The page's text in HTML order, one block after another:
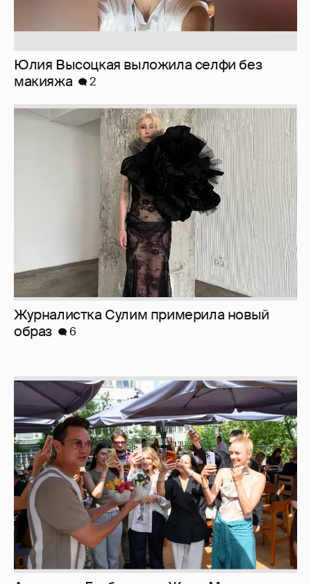
Журналистка Сулим примерила новый
Анастасия Гребенкина, Женя Малахова,
Оксана Русланова и другие гости
фестиваля «Баланс вкуса и ритма»:
рассматриваем летние образы